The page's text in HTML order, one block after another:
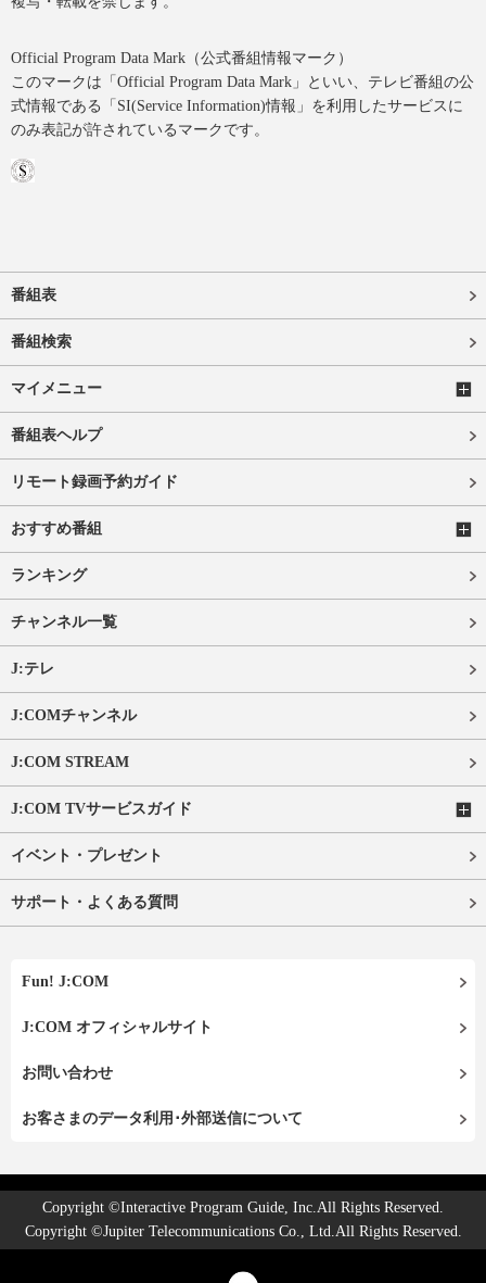
Official Program Data Mark（公式番組情報マーク）
このマークは「Official Program Data Mark」といい、テレビ番組の公
式情報である「SI(Service Information)情報」を利用したサービスに
のみ表記が許されているマークです。
番組表
番組検索
マイメニュー
番組表ヘルプ
リモート録画予約ガイド
おすすめ番組
ランキング
チャンネル一覧
J:テレ
J:COMチャンネル
J:COM STREAM
J:COM TVサービスガイド
イベント・プレゼント
サポート・よくある質問
Fun! J:COM
J:COM オフィシャルサイト
お問い合わせ
お客さまのデータ利用･外部送信について
Copyright ©Interactive Program Guide, Inc.All Rights Reserved.
Copyright ©Jupiter Telecommunications Co., Ltd.All Rights Reserved.